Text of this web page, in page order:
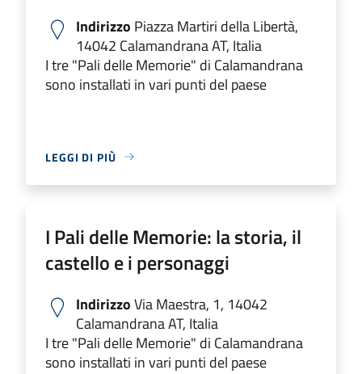
Indirizzo Piazza Martiri della Libertà,
14042 Calamandrana AT, Italia
I tre "Pali delle Memorie" di Calamandrana
sono installati in vari punti del paese
LEGGI DI PIÙ
I Pali delle Memorie: la storia, il
castello e i personaggi
IndirizzoVia Maestra, 1, 14042
Calamandrana AT, Italia
I tre "Pali delle Memorie" di Calamandrana
sono installati in vari punti del paese